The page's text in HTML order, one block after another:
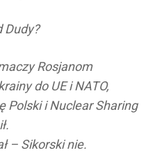
Dudy?
Rosjanom
do UE i NATO,
Polski i Nuclear Sharing
– Sikorski nie.